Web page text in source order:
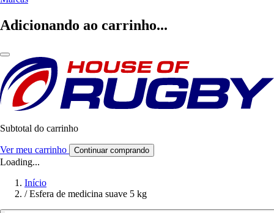
Adicionando ao carrinho...
Subtotal do carrinho
Ver meu carrinho Continuar comprando
Loading...
Início
/ Esfera de medicina suave 5 kg